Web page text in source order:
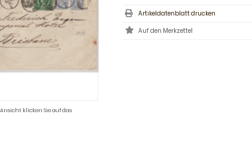
klicken Sie auf das
Artikeldatenblatt drucken